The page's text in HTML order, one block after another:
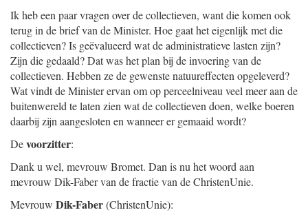
Ik heb een paar vragen over de collectieven, want die komen ook
terug in de brief van de Minister. Hoe gaat het eigenlijk met die
collectieven? Is geëvalueerd wat de administratieve lasten zijn?
Zijn die gedaald? Dat was het plan bij de invoering van de
collectieven. Hebben ze de gewenste natuureffecten opgeleverd?
Wat vindt de Minister ervan om op perceelniveau veel meer aan de
buitenwereld te laten zien wat de collectieven doen, welke boeren
daarbij zijn aangesloten en wanneer er gemaaid wordt?
Devoorzitter:
Dank u wel, mevrouw Bromet. Dan is nu het woord aan
mevrouw Dik-Faber van de fractie van de ChristenUnie.
Mevrouw Dik-Faber(ChristenUnie):